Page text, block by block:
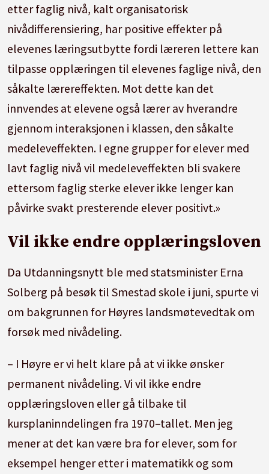
etter faglig nivå, kalt organisatorisk
nivådifferensiering, har positive effekter på
elevenes læringsutbytte fordi læreren lettere kan
tilpasse opplæringen til elevenes faglige nivå, den
såkalte lærereffekten. Mot dette kan det
innvendes at elevene også lærer av hverandre
gjennom interaksjonen i klassen, den såkalte
medeleveffekten. I egne grupper for elever med
lavt faglig nivå vil medeleveffekten bli svakere
ettersom faglig sterke elever ikke lenger kan
påvirke svakt presterende elever positivt.»
Vil ikke endre opplæringsloven
Da Utdanningsnytt ble med statsminister Erna
Solberg på besøk til Smestad skole i juni, spurte vi
om bakgrunnen for Høyres landsmøtevedtak om
forsøk med nivådeling.
– I Høyre er vi helt klare på at vi ikke ønsker
permanent nivådeling. Vi vil ikke endre
opplæringsloven eller gå tilbake til
kursplaninndelingen fra 1970–tallet. Men jeg
mener at det kan være bra for elever, som for
eksempel henger etter i matematikk og som